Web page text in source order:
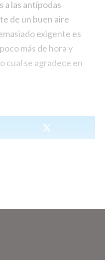
las antípodas
de un buen aire
exigente es
más de hora y
cual se agradece en